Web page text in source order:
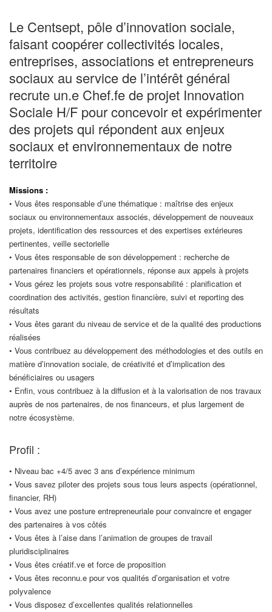
Le Centsept, pôle d’innovation sociale,
faisant coopérer collectivités locales,
entreprises, associations et entrepreneurs
sociaux au service de l’intérêt général
recrute un.e Chef.fe de projet Innovation
Sociale H/F pour concevoir et expérimenter
des projets qui répondent aux enjeux
sociaux et environnementaux de notre
territoire
Missions :
• Vous êtes responsable d’une thématique : maîtrise des enjeux
sociaux ou environnementaux associés, développement de nouveaux
projets, identification des ressources et des expertises extérieures
pertinentes, veille sectorielle
• Vous êtes responsable de son développement : recherche de
partenaires financiers et opérationnels, réponse aux appels à projets
• Vous gérez les projets sous votre responsabilité : planification et
coordination des activités, gestion financière, suivi et reporting des
résultats
• Vous êtes garant du niveau de service et de la qualité des productions
réalisées
• Vous contribuez au développement des méthodologies et des outils en
matière d’innovation sociale, de créativité et d’implication des
bénéficiaires ou usagers
• Enfin, vous contribuez à la diffusion et à la valorisation de nos travaux
auprès de nos partenaires, de nos financeurs, et plus largement de
notre écosystème.
Profil :
• Niveau bac +4/5 avec 3 ans d’expérience minimum
• Vous savez piloter des projets sous tous leurs aspects (opérationnel,
financier, RH)
• Vous avez une posture entrepreneuriale pour convaincre et engager
des partenaires à vos côtés
• Vous êtes à l’aise dans l’animation de groupes de travail
pluridisciplinaires
• Vous êtes créatif.ve et force de proposition
• Vous êtes reconnu.e pour vos qualités d’organisation et votre
polyvalence
• Vous disposez d’excellentes qualités relationnelles